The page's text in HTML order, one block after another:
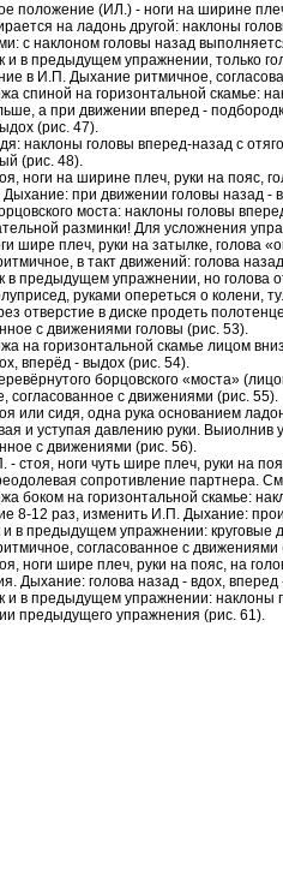
положение (ИЛ.) - ноги на ширине
на ладонь другой: наклоны
с наклоном головы назад
и в предыдущем упражнении, только
в И.П. Дыхание ритмичное,
спиной на горизонтальной скамье:
а при движении вперед -
(рис. 47).
наклоны головы вперед-назад с
(рис. 48).
ноги на ширине плеч, руки на пояс,
при движении головы назад -
моста: наклоны головы
разминки! Для усложнения
шире плеч, руки на затылке, голова
в такт движений: голова
в предыдущем упражнении, но голова
руками опереться о колени,
отверстие в диске продеть
с движениями головы (рис. 53).
на горизонтальной скамье лицом
вперёд - выдох (рис. 54).
борцовского «моста»
согласованное с движениями (рис. 55).
или сидя, одна рука основанием
и уступая давлению руки. Выиолнив
с движениями (рис. 56).
стоя, ноги чуть шире плеч, руки на
сопротивление партнера.
боком на горизонтальной скамье:
8-12 раз, изменить И.П. Дыхание:
и в предыдущем упражнении:
согласованное с движениями
ноги шире плеч, руки на пояс, на
Дыхание: голова назад - вдох, вперед
и в предыдущем упражнении: наклоны
предыдущего упражнения (рис. 61).